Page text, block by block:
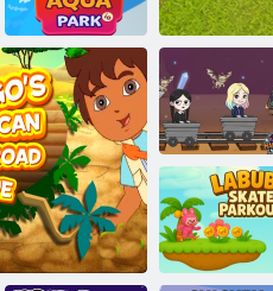
važinėti
Vandens parkas.
io
Trečiadienio
Helovino urvas